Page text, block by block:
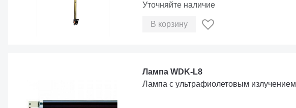
Уточняйте наличие
В корзину
Лампа WDK-L8
Лампа с ультрафиолетовым излучением